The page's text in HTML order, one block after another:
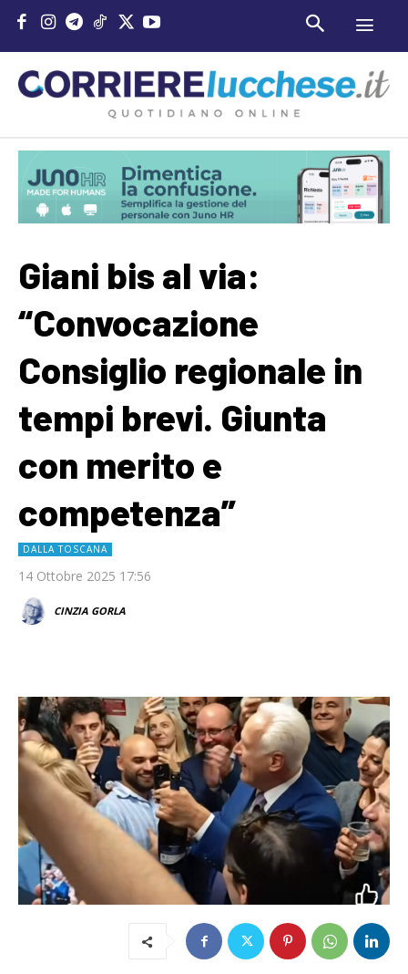
Giani bis al via:
“Convocazione
Consiglio regionale in
tempi brevi. Giunta
con merito e
competenza”
DALLA TOSCANA
14 Ottobre 2025 17:56
CINZIA GORLA